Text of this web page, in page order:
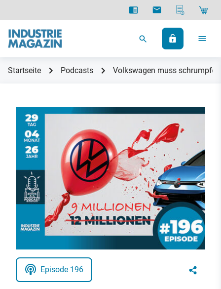
Startseite Podcasts Volkswagen muss
Episode 196